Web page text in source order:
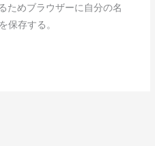
ためブラウザーに自分の名
保存する。